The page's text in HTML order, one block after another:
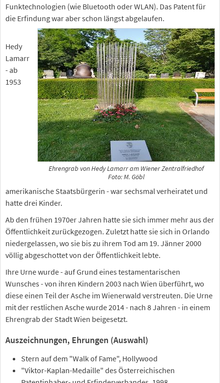
Funktechnologien (wie Bluetooth oder WLAN). Das Patent für
die Erfindung war aber schon längst abgelaufen.
Ehrengrab von Hedy Lamarr am Wiener Zentralfriedhof
Foto: M. Göbl
Hedy
Lamarr
- ab
1953
amerikanische Staatsbürgerin - war sechsmal verheiratet und
hatte drei Kinder.
Ab den frühen 1970er Jahren hatte sie sich immer mehr aus der
Öffentlichkeit zurückgezogen. Zuletzt hatte sie sich in Orlando
niedergelassen, wo sie bis zu ihrem Tod am 19. Jänner 2000
völlig abgeschottet von der Öffentlichkeit lebte.
Ihre Urne wurde - auf Grund eines testamentarischen
Wunsches - von ihren Kindern 2003 nach Wien überführt, wo
diese einen Teil der Asche im Wienerwald verstreuten. Die Urne
mit der restlichen Asche wurde 2014 - nach 8 Jahren - in einem
Ehrengrab der Stadt Wien beigesetzt.
Auszeichnungen, Ehrungen (Auswahl)
Stern auf dem "Walk of Fame", Hollywood
"Viktor-Kaplan-Medaille" des Österreichischen